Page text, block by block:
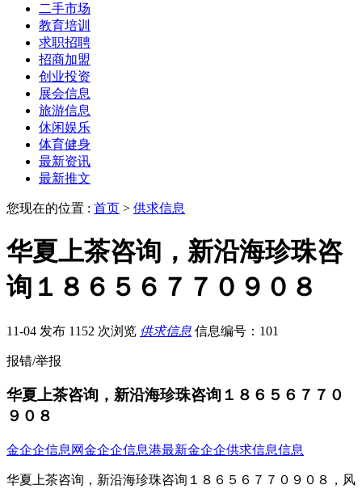
二手市场
教育培训
求职招聘
招商加盟
创业投资
展会信息
旅游信息
休闲娱乐
体育健身
最新资讯
最新推文
您现在的位置 : 首页 > 供求信息
华夏上茶咨询，新沿海珍珠咨
询１８６５６７７０９０８
11-04 发布 1152 次浏览 供求信息 信息编号：101
报错/举报
华夏上茶咨询，新沿海珍珠咨询１８６５６７７０
９０８
金企企信息网金企企信息港最新金企企供求信息信息
华夏上茶咨询，新沿海珍珠咨询１８６５６７７０９０８，风